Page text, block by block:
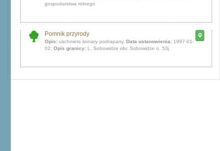
gospodarstwa rolnego
Pomnik przyrody
Opis: uschniete konary podrapany, Data ustanowienia: 1997-01-
02, Opis granicy: L. Sobowidze obr. Sobowidze o. 53j